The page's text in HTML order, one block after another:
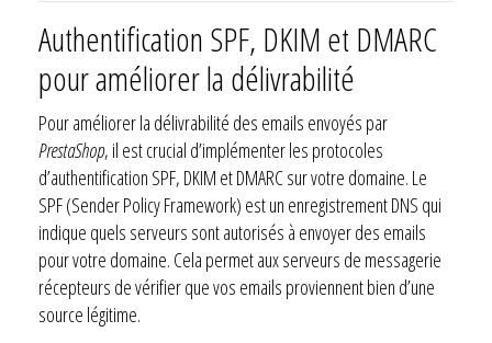
Authentification SPF, DKIM et DMARC
pour améliorer la délivrabilité
Pour améliorer la délivrabilité des emails envoyés par
PrestaShop, il est crucial d’implémenter les protocoles
d’authentification SPF, DKIM et DMARC sur votre domaine. Le
SPF (Sender Policy Framework) est un enregistrement DNS qui
indique quels serveurs sont autorisés à envoyer des emails
pour votre domaine. Cela permet aux serveurs de messagerie
récepteurs de vérifier que vos emails proviennent bien d’une
source légitime.